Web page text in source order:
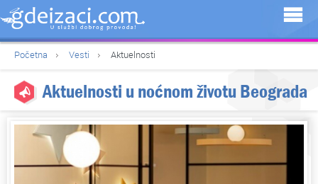
Početna Vesti Aktuelnosti
Aktuelnosti u noćnom životu Beograda